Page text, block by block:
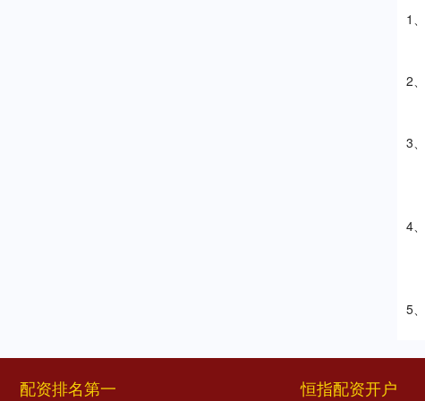
1、
2、
3、
4、
5、
配资排名第一 恒指配资开户